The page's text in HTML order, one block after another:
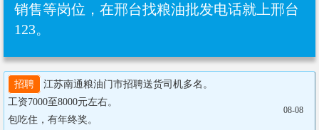
销售等岗位，在邢台找粮油批发电话就上邢台
123。
招聘
江苏南通粮油门市招聘送货司机多名。
工资7000至8000元左右。
包吃住，有年终奖。
08-08